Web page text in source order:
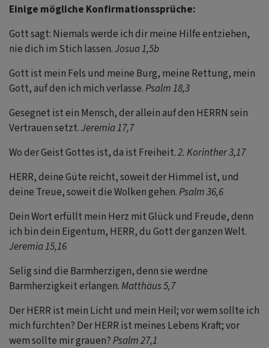
Einige mögliche Konfirmationssprüche:
Gott sagt: Niemals werde ich dir meine Hilfe entziehen,
nie dich im Stich lassen.Josua 1,5b
Gott ist mein Fels und meine Burg, meine Rettung, mein
Gott, auf den ich mich verlasse.Psalm 18,3
Gesegnet ist ein Mensch, der allein auf den HERRN sein
Vertrauen setzt.Jeremia 17,7
Wo der Geist Gottes ist, da ist Freiheit.2. Korinther 3,17
HERR, deine Güte reicht, soweit der Himmel ist, und
deine Treue, soweit die Wolken gehen.Psalm 36,6
Dein Wort erfüllt mein Herz mit Glück und Freude, denn
ich bin dein Eigentum, HERR, du Gott der ganzen Welt.
Jeremia 15,16
Selig sind die Barmherzigen, denn sie werdne
Barmherzigkeit erlangen.Matthäus 5,7
Der HERR ist mein Licht und mein Heil; vor wem sollte ich
mich fürchten? Der HERR ist meines Lebens Kraft; vor
wem sollte mir grauen?Psalm 27,1